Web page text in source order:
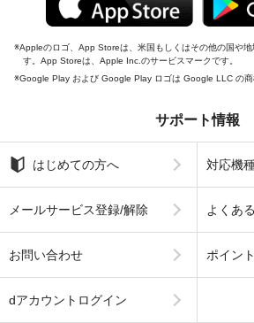
Appleのロゴ、App Storeは、米国もしくはその他の国や
す。App Storeは、Apple Inc.のサービスマークです。
Google Play および Google Play ロゴは Google LLC の商
サポート情報
はじめての方へ 対応機
メールサービス登録/解除 よくあ
お問い合わせ ポイン
dアカウントログイン